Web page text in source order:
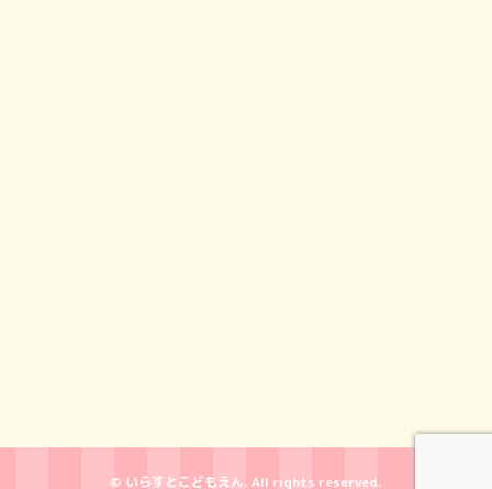
© いらすとこどもえん. All rights reserved.